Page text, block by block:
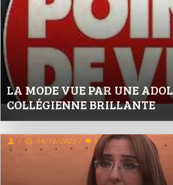
LA MODE VUE PAR UNE
COLLÉGIENNE BRILLANTE
/ 14/12/2025 / 0